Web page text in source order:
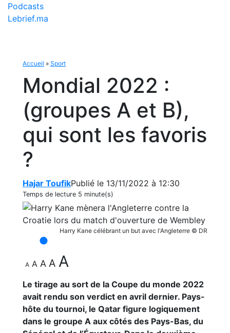
Podcasts
Lebrief.ma
Accueil » Sport
Mondial 2022 :
(groupes A et B),
qui sont les favoris
?
Hajar ToufikPublié le 13/11/2022 à 12:30
Temps de lecture 5 minute(s)
Harry Kane célébrant un but avec l'Angleterre © DR
A A A A A
Le tirage au sort de la Coupe du monde 2022
avait rendu son verdict en avril dernier. Pays-
hôte du tournoi, le Qatar figure logiquement
dans le groupe A aux côtés des Pays-Bas, du